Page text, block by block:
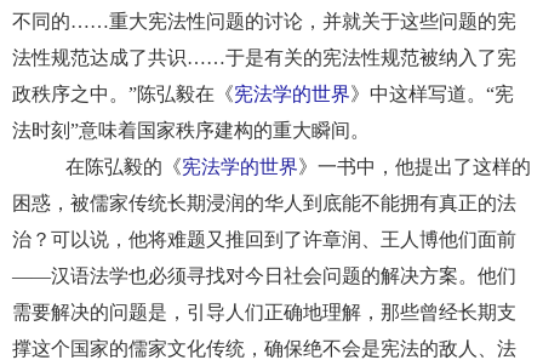
不同的……重大宪法性问题的讨论，并就关于这些问题的宪
法性规范达成了共识……于是有关的宪法性规范被纳入了宪
政秩序之中。”陈弘毅在《宪法学的世界》中这样写道。“宪
法时刻”意味着国家秩序建构的重大瞬间。
在陈弘毅的《宪法学的世界》一书中，他提出了这样的
困惑，被儒家传统长期浸润的华人到底能不能拥有真正的法
治？可以说，他将难题又推回到了许章润、王人博他们面前
——汉语法学也必须寻找对今日社会问题的解决方案。他们
需要解决的问题是，引导人们正确地理解，那些曾经长期支
撑这个国家的儒家文化传统，确保绝不会是宪法的敌人、法